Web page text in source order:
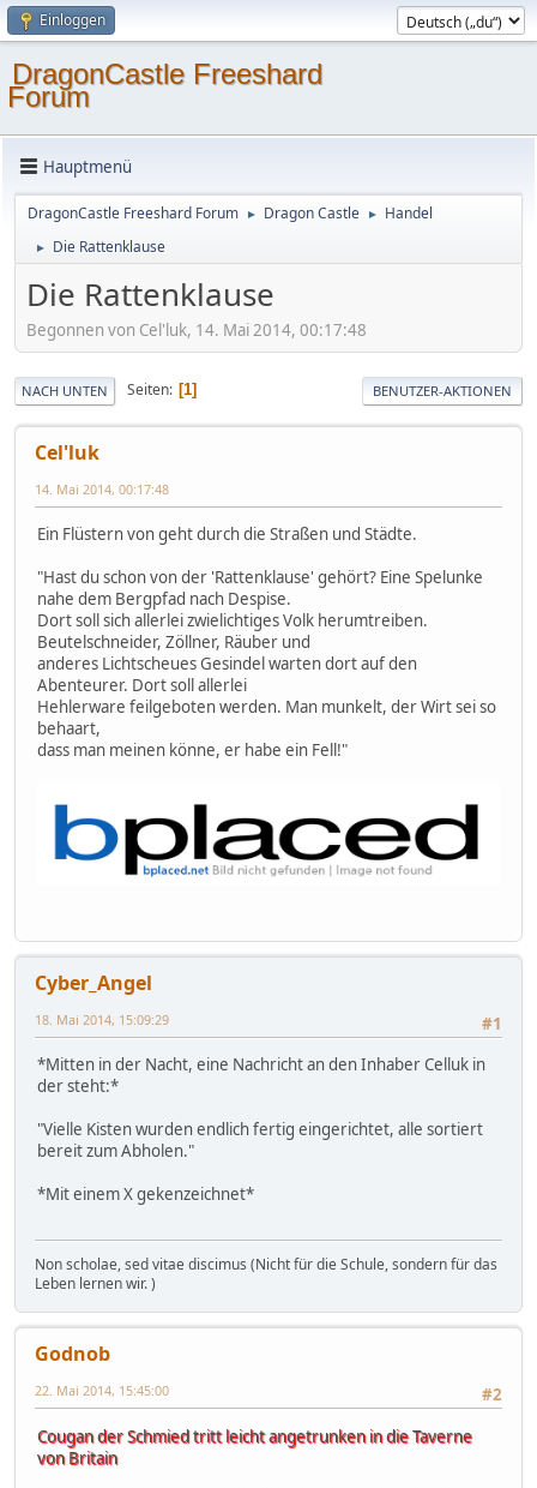
Einloggen
DragonCastle Freeshard
Forum
Hauptmenü
DragonCastle Freeshard Forum ► Dragon Castle ► Handel
► Die Rattenklause
Die Rattenklause
Begonnen von Cel'luk, 14. Mai 2014, 00:17:48
NACH UNTEN Seiten 1 BENUTZER-AKTIONEN
Cel'luk
14. Mai 2014, 00:17:48
Ein Flüstern von geht durch die Straßen und Städte.
"Hast du schon von der 'Rattenklause' gehört? Eine Spelunke
nahe dem Bergpfad nach Despise.
Dort soll sich allerlei zwielichtiges Volk herumtreiben.
Beutelschneider, Zöllner, Räuber und
anderes Lichtscheues Gesindel warten dort auf den
Abenteurer. Dort soll allerlei
Hehlerware feilgeboten werden. Man munkelt, der Wirt sei so
behaart,
dass man meinen könne, er habe ein Fell!"
Cyber_Angel
#1
18. Mai 2014, 15:09:29
*Mitten in der Nacht, eine Nachricht an den Inhaber Celluk in
der steht:*
"Vielle Kisten wurden endlich fertig eingerichtet, alle sortiert
bereit zum Abholen."
*Mit einem X gekenzeichnet*
Non scholae, sed vitae discimus (Nicht für die Schule, sondern für das
Leben lernen wir. )
Godnob
#2
22. Mai 2014, 15:45:00
Cougan der Schmied tritt leicht angetrunken in die Taverne
von Britain